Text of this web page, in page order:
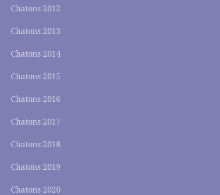
Chatons 2012
Chatons 2013
Chatons 2014
Chatons 2015
Chatons 2016
Chatons 2017
Chatons 2018
Chatons 2019
Chatons 2020